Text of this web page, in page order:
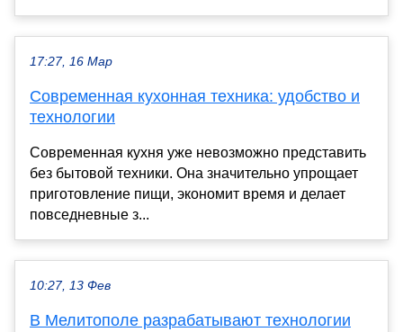
17:27, 16 Мар
Современная кухонная техника: удобство и
технологии
Современная кухня уже невозможно представить
без бытовой техники. Она значительно упрощает
приготовление пищи, экономит время и делает
повседневные з...
10:27, 13 Фев
В Мелитополе разрабатывают технологии